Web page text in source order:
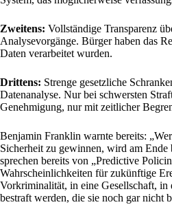
Zweitens: Vollständige Transparenz
Analysevorgänge. Bürger haben das
Daten verarbeitet wurden.
Drittens: Strenge gesetzliche
Datenanalyse. Nur bei schwersten
Genehmigung, nur mit zeitlicher
Benjamin Franklin warnte bereits:
Sicherheit zu gewinnen, wird am Ende
sprechen bereits von „Predictive
Wahrscheinlichkeiten für zukünftige
Vorkriminalität, in eine Gesellschaft, in
bestraft werden, die sie noch gar nicht